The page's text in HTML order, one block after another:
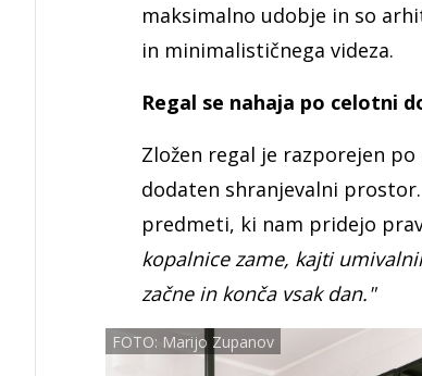
maksimalno udobje in so
in minimalističnega videza.
Regal se nahaja po celotni
Zložen regal je razporejen
dodaten shranjevalni
predmeti, ki nam pridejo
kopalnice zame, kajti
začne in konča vsak dan."
FOTO: Marijo Zupanov